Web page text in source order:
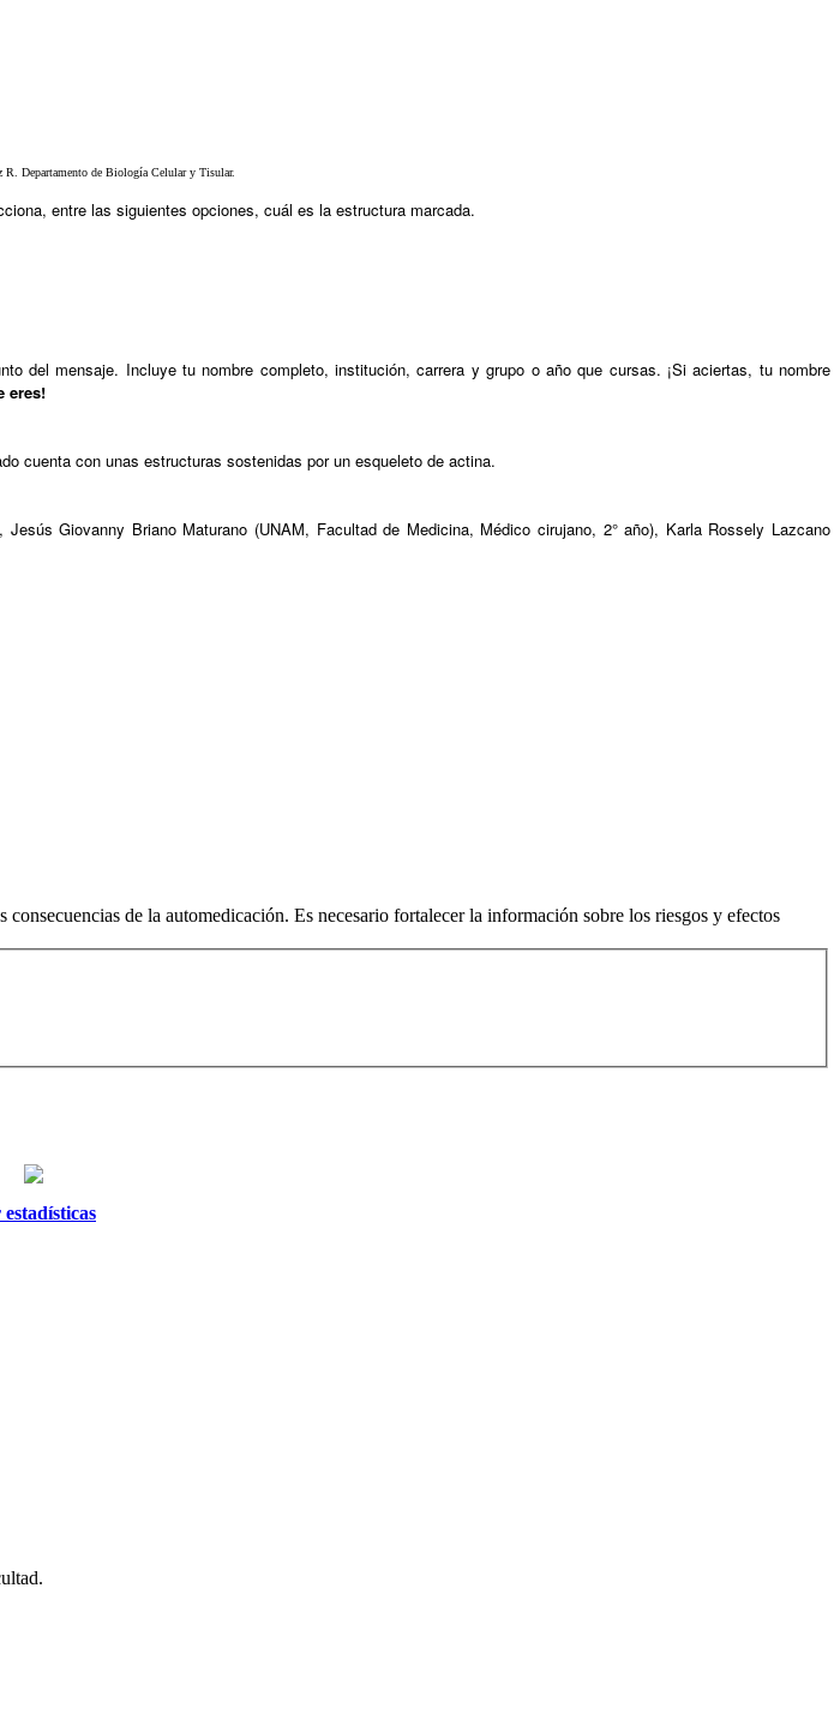
R. Departamento de Biología Celular y Tisular.
entre las siguientes opciones, cuál es la estructura marcada.
del mensaje. Incluye tu nombre completo, institución, carrera y grupo o año que cursas. ¡Si aciertas, tu nombre
eres!
cuenta con unas estructuras sostenidas por un esqueleto de actina.
Jesús Giovanny Briano Maturano (UNAM, Facultad de Medicina, Médico cirujano, 2° año), Karla Rossely Lazcano
de la automedicación. Es necesario fortalecer la información sobre los riesgos y efectos